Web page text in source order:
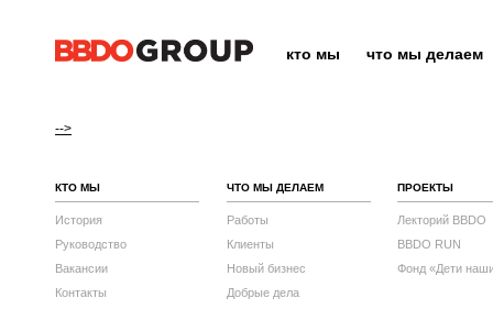
кто мы что мы делаем
-->
КТО МЫ
История
Руководство
Вакансии
Контакты
ЧТО МЫ ДЕЛАЕМ
Работы
Клиенты
Новый бизнес
Добрые дела
ПРОЕКТЫ
Лекторий BBDO
BBDO RUN
Фонд «Дети